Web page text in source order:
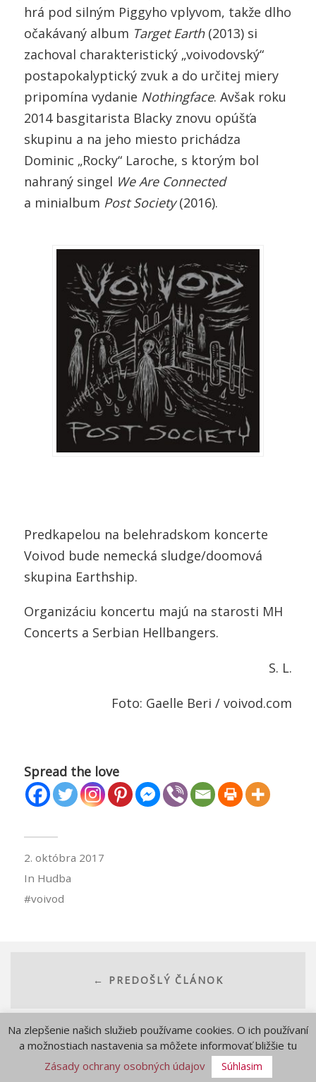
hrá pod silným Piggyho vplyvom, takže dlho
očakávaný album Target Earth(2013) si
zachoval charakteristický „voivodovský“
postapokalyptický zvuk a do určitej miery
pripomína vydanie Nothingface. Avšak roku
2014 basgitarista Blacky znovu opúšťa
skupinu a na jeho miesto prichádza
Dominic „Rocky“ Laroche, s ktorým bol
nahraný singel We Are Connected
a minialbum Post Society(2016).
Predkapelou na belehradskom koncerte
Voivod bude nemecká sludge/doomová
skupina Earthship.
Organizáciu koncertu majú na starosti MH
Concerts a Serbian Hellbangers.
S. L.
Foto: Gaelle Beri / voivod.com
Spread the love
2. októbra 2017
In Hudba
voivod
← PREDOŠLÝ ČLÁNOK
ĎALŠÍ ČLÁNOK →
Na zlepšenie našich služieb používame cookies. O ich používaní
a možnostiach nastavenia sa môžete informovať bližšie tu
Zásady ochrany osobných údajov
Súhlasim